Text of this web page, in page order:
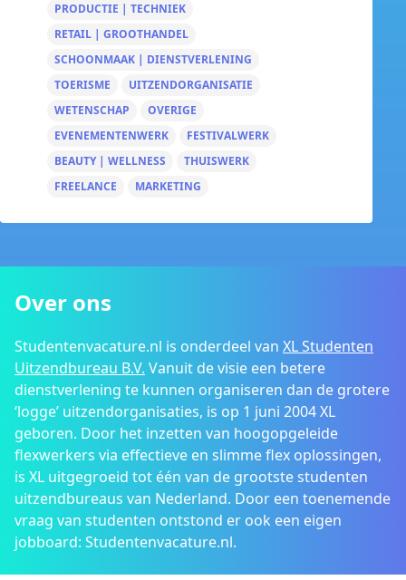
PRODUCTIE | TECHNIEK
RETAIL | GROOTHANDEL
SCHOONMAAK | DIENSTVERLENING
TOERISME
UITZENDORGANISATIE
WETENSCHAP
OVERIGE
EVENEMENTENWERK
FESTIVALWERK
BEAUTY | WELLNESS
THUISWERK
FREELANCE
MARKETING
Over ons
Studentenvacature.nl is onderdeel van XL Studenten
Uitzendbureau B.V. Vanuit de visie een betere
dienstverlening te kunnen organiseren dan de grotere
‘logge’ uitzendorganisaties, is op 1 juni 2004 XL
geboren. Door het inzetten van hoogopgeleide
flexwerkers via effectieve en slimme flex oplossingen,
is XL uitgegroeid tot één van de grootste studenten
uitzendbureaus van Nederland. Door een toenemende
vraag van studenten ontstond er ook een eigen
jobboard: Studentenvacature.nl.